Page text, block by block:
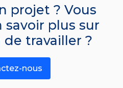
projet ? Vous
savoir plus sur
travailler ?
nous